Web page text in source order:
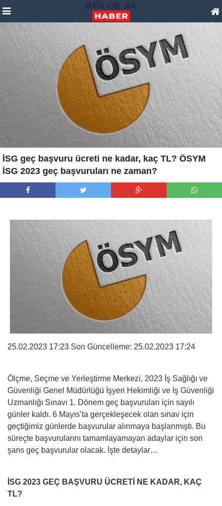
İSG geç başvuru ücreti ne kadar, kaç TL? ÖSYM
İSG 2023 geç başvuruları ne zaman?
25.02.2023 17:23 Son Güncelleme: 25.02.2023 17:24
Ölçme, Seçme ve Yerleştirme Merkezi, 2023 İş Sağlığı ve
Güvenliği Genel Müdürlüğü İşyeri Hekimliği ve İş Güvenliği
Uzmanlığı Sınavı 1. Dönem geç başvuruları için sayılı
günler kaldı. 6 Mayıs’ta gerçekleşecek olan sınav için
geçtiğimiz günlerde başvurular alınmaya başlanmıştı. Bu
süreçte başvurularını tamamlayamayan adaylar için son
şans geç başvurular olacak. İşte detaylar…
İSG 2023 GEÇ BAŞVURU ÜCRETİ NE KADAR, KAÇ
TL?